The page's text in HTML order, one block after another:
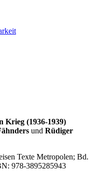
Krieg (1936-1939)
und Rüdiger
Texte Metropolen; Bd.
978-3895285943